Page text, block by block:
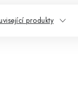
produkty